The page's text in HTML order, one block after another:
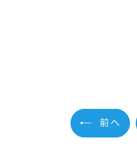
前へ